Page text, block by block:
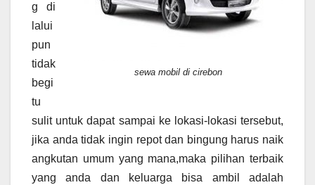
sewa mobil di cirebon
g di
lalui
pun
tidak
begi
tu
sulit untuk dapat sampai ke lokasi-lokasi tersebut,
jika anda tidak ingin repot dan bingung harus naik
angkutan umum yang mana,maka pilihan terbaik
yang anda dan keluarga bisa ambil adalah